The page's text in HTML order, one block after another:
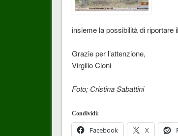
insieme la possibilità di riportare
Grazie per l’attenzione,
Virgilio Cioni
Foto; Cristina Sabattini
Condividi:
Facebook X